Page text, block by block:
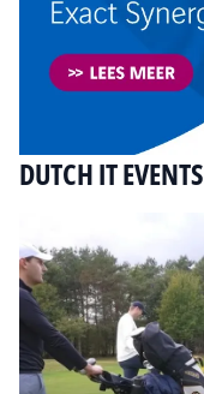
DUTCH IT EVENTS